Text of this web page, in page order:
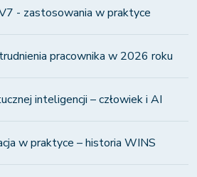
- zastosowania w praktyce
pracownika w 2026 roku
inteligencji – człowiek i AI
w praktyce – historia WINS